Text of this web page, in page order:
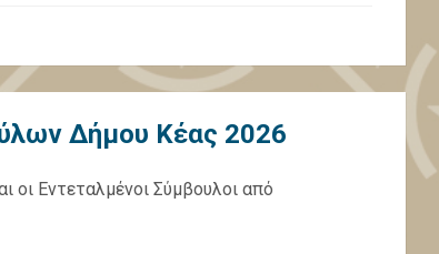
Δήμου Κέας 2026
οι Εντεταλμένοι Σύμβουλοι από